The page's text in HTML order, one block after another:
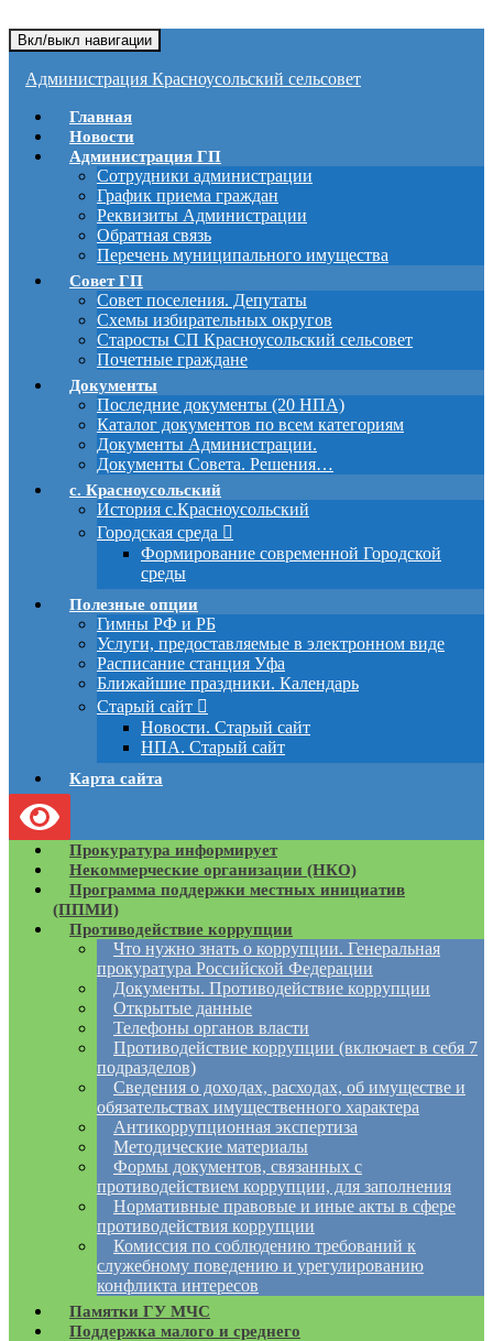
Вкл/выкл навигации
Администрация Красноусольский сельсовет
Главная
Новости
Администрация ГП
Сотрудники администрации
График приема граждан
Реквизиты Администрации
Обратная связь
Перечень муниципального имущества
Совет ГП
Совет поселения. Депутаты
Схемы избирательных округов
Старосты СП Красноусольский сельсовет
Почетные граждане
Документы
Последние документы (20 НПА)
Каталог документов по всем категориям
Документы Администрации.
Документы Совета. Решения…
с. Красноусольский
История с.Красноусольский
Городская среда
Формирование современной Городской
среды
Полезные опции
Гимны РФ и РБ
Услуги, предоставляемые в электронном виде
Расписание станция Уфа
Ближайшие праздники. Календарь
Старый сайт
Новости. Старый сайт
НПА. Старый сайт
Карта сайта
Прокуратура информирует
Некоммерческие организации (НКО)
Программа поддержки местных инициатив
(ППМИ)
Противодействие коррупции
Что нужно знать о коррупции. Генеральная
прокуратура Российской Федерации
Документы. Противодействие коррупции
Открытые данные
Телефоны органов власти
Противодействие коррупции (включает в себя 7
подразделов)
Сведения о доходах, расходах, об имуществе и
обязательствах имущественного характера
Антикоррупционная экспертиза
Методические материалы
Формы документов, связанных с
противодействием коррупции, для заполнения
Нормативные правовые и иные акты в сфере
противодействия коррупции
Комиссия по соблюдению требований к
служебному поведению и урегулированию
конфликта интересов
Памятки ГУ МЧС
Поддержка малого и среднего